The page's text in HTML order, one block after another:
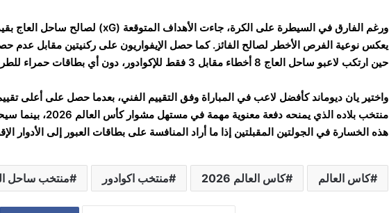
يعكس نوعية الفرص الأخطر لصالح الفائز. كما حصل الإيفواريون على ركنيتين مقابل عدم
حين ارتكب لاعبو ساحل العاج 8 أخطاء مقابل 3 فقط للإكوادور، دون أي بطاقات حمراء للطرفين.
منتخب بلاده الذي يمنحه
هذه الخسارة في الجولتين المقبلتين إذا ما أراد المنافسة على بطاقات العبور إلى الأدوار
كاس العالم كاس العالم 2026 منتخب اكوادور منتخب ساحل